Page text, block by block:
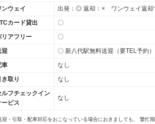
ンウェイ
出発：◎ 返却：× ワンウェイ返却
カード貸出
〇
リアフリー
〇
迎
〇 新八代駅無料送迎（要TEL予約）
車
なし
き取り
なし
ルフチェックイン
ービス
なし
・引取・配車対応をおこなっている場合におきましても、 繁忙